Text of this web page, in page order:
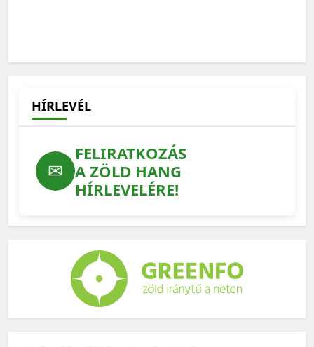
HÍRLEVÉL
✉
FELIRATKOZÁS
A ZÖLD HANG
HÍRLEVELÉRE!